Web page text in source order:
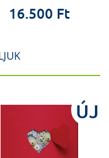
16.500 Ft
ÚJ